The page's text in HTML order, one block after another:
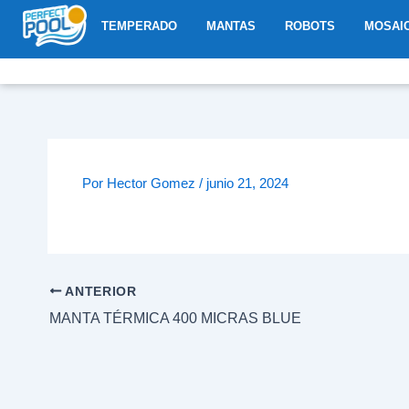
TEMPERADO
ABRIR TEMPERADO
MANTAS ABRIR MANTAS
ROBOTS ABRIR
Por Hector Gomez / junio 21, 2024
ANTERIOR
MANTA TÉRMICA 400 MICRAS BLUE